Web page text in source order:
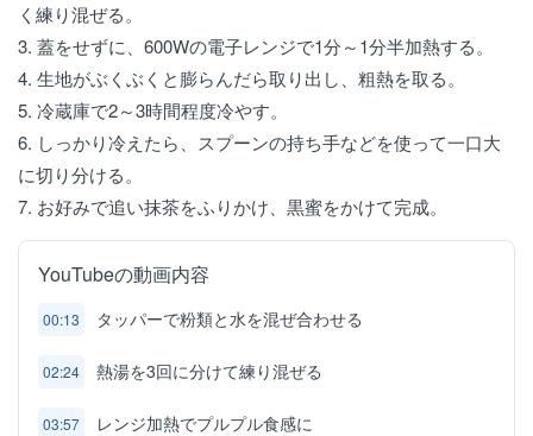
く練り混ぜる。
3. 蓋をせずに、600Wの電子レンジで1分～1分半加熱する。
4. 生地がぶくぶくと膨らんだら取り出し、粗熱を取る。
5. 冷蔵庫で2～3時間程度冷やす。
6. しっかり冷えたら、スプーンの持ち手などを使って一口大
に切り分ける。
7. お好みで追い抹茶をふりかけ、黒蜜をかけて完成。
YouTubeの動画内容
00:13 タッパーで粉類と水を混ぜ合わせる
02:24 熱湯を3回に分けて練り混ぜる
03:57 レンジ加熱でプルプル食感に